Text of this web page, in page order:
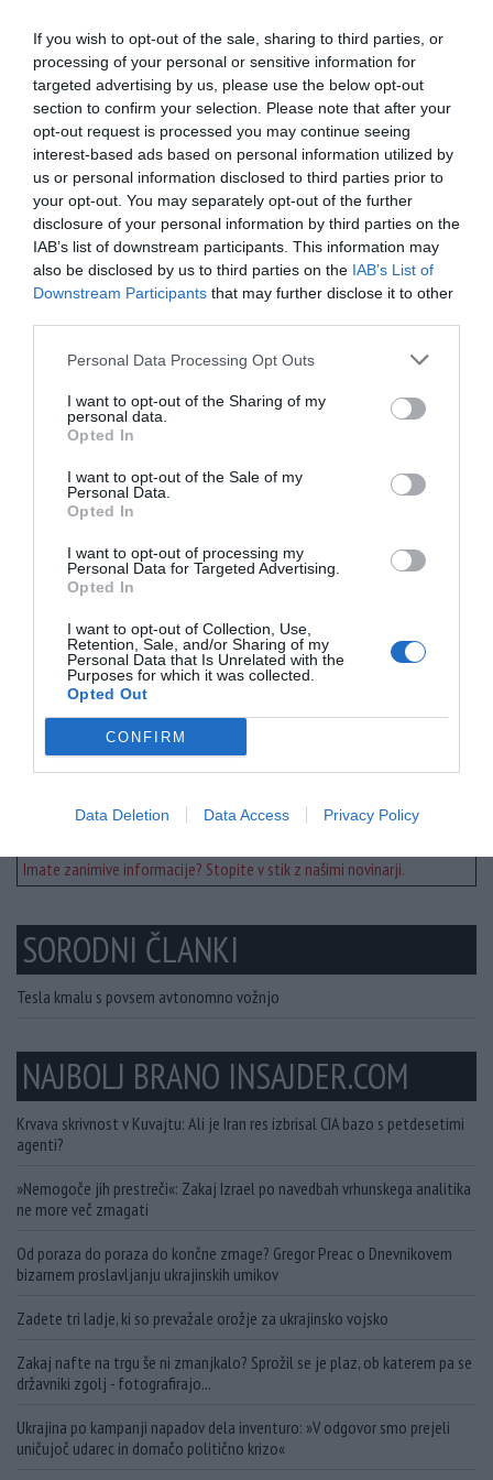
If you wish to opt-out of the sale, sharing to third parties, or
processing of your personal or sensitive information for
targeted advertising by us, please use the below opt-out
section to confirm your selection. Please note that after your
opt-out request is processed you may continue seeing
interest-based ads based on personal information utilized by
us or personal information disclosed to third parties prior to
your opt-out. You may separately opt-out of the further
disclosure of your personal information by third parties on the
IAB’s list of downstream participants. This information may
also be disclosed by us to third parties on the IAB’s List of
Downstream Participants that may further disclose it to other
Personal Data Processing Opt Outs
I want to opt-out of the Sharing of my
personal data.
Opted In
I want to opt-out of the Sale of my
Personal Data.
Opted In
I want to opt-out of processing my
Personal Data for Targeted Advertising.
Opted In
I want to opt-out of Collection, Use,
Retention, Sale, and/or Sharing of my
Personal Data that Is Unrelated with the
Purposes for which it was collected.
Opted Out
CONFIRM
Data Deletion Data Access Privacy Policy
več moči. To je še posebej občutno pri
počasnejši vožnji in bočnem parkiranju.
Korozijo so sicer opazili le na tistih cestah, ki
so zaradi snega in ledu pogosto prekrite s
soljo, a bodo preventivno zamenjali dele na
vseh vozilih tesla model S, izdelanih pred
aprilom 2016, so dodali.
Naše delo na Insajder.com z donacijami omogočate bralci.
Delite članek
Imate zanimive informacije? Stopite v stik z našimi novinarji.
SORODNI ČLANKI
Tesla kmalu s povsem avtonomno vožnjo
NAJBOLJ BRANO INSAJDER.COM
Krvava skrivnost v Kuvajtu: Ali je Iran res izbrisal CIA bazo s petdesetimi
agenti?
»Nemogoče jih prestreči«: Zakaj Izrael po navedbah vrhunskega analitika
ne more več zmagati
Od poraza do poraza do končne zmage? Gregor Preac o Dnevnikovem
bizarnem proslavljanju ukrajinskih umikov
Zadete tri ladje, ki so prevažale orožje za ukrajinsko vojsko
Zakaj nafte na trgu še ni zmanjkalo? Sprožil se je plaz, ob katerem pa se
državniki zgolj - fotografirajo...
Ukrajina po kampanji napadov dela inventuro: »V odgovor smo prejeli
uničujoč udarec in domačo politično krizo«